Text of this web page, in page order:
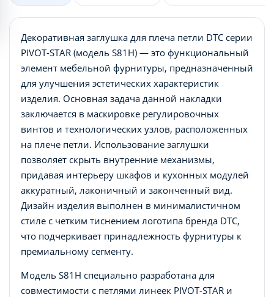
Декоративная заглушка для плеча петли DTC серии
PIVOT-STAR (модель S81H) — это функциональный
элемент мебельной фурнитуры, предназначенный
для улучшения эстетических характеристик
изделия. Основная задача данной накладки
заключается в маскировке регулировочных
винтов и технологических узлов, расположенных
на плече петли. Использование заглушки
позволяет скрыть внутренние механизмы,
придавая интерьеру шкафов и кухонных модулей
аккуратный, лаконичный и законченный вид.
Дизайн изделия выполнен в минималистичном
стиле с четким тиснением логотипа бренда DTC,
что подчеркивает принадлежность фурнитуры к
премиальному сегменту.
Модель S81H специально разработана для
совместимости с петлями линеек PIVOT-STAR и